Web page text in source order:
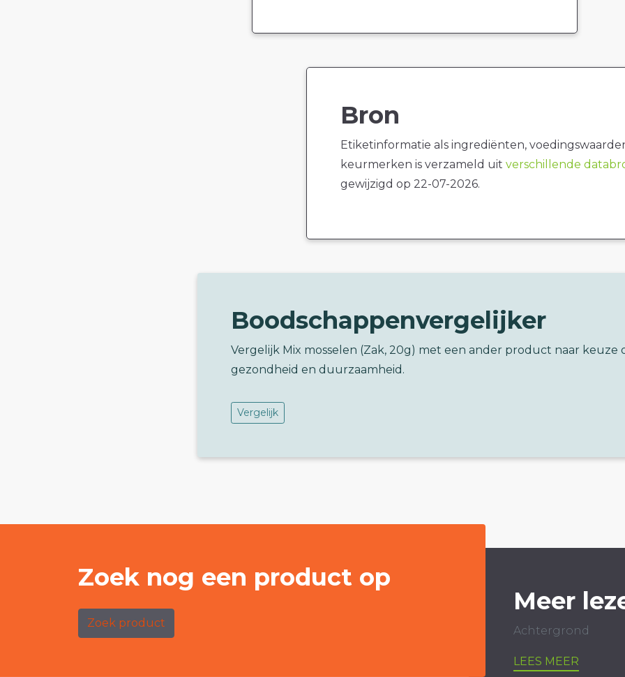
Bron
Etiketinformatie als ingrediënten,
keurmerken is verzameld uit verschillende
gewijzigd op 22-07-2026.
Boodschappenvergelijker
Vergelijk Mix mosselen (Zak, 20g) met een ander product naar keuze
gezondheid en duurzaamheid.
Vergelijk
Zoek nog een product op
Zoek product
Meer
Achtergrond
LEES MEER